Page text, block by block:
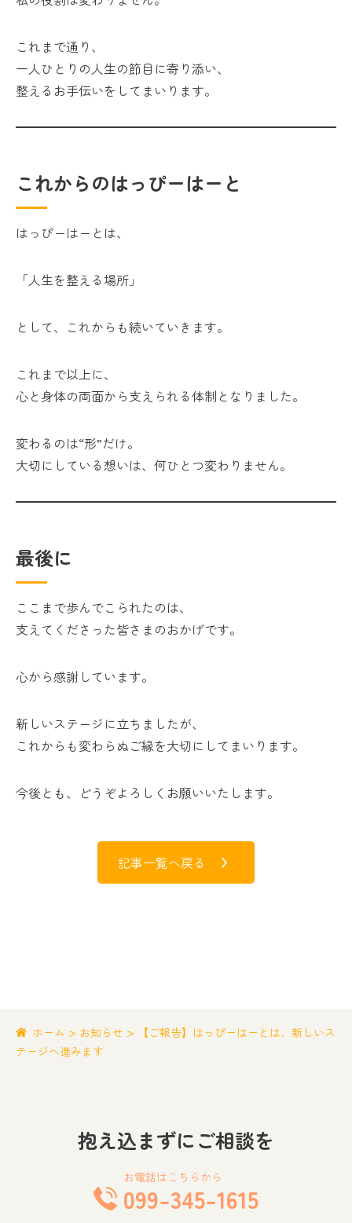
これまで通り、
一人ひとりの人生の節目に寄り添い、
整えるお手伝いをしてまいります。
これからのはっぴーはーと
はっぴーはーとは、
「人生を整える場所」
として、これからも続いていきます。
これまで以上に、
心と身体の両面から支えられる体制となりました。
変わるのは“形”だけ。
大切にしている想いは、何ひとつ変わりません。
最後に
ここまで歩んでこられたのは、
支えてくださった皆さまのおかげです。
心から感謝しています。
新しいステージに立ちましたが、
これからも変わらぬご縁を大切にしてまいります。
今後とも、どうぞよろしくお願いいたします。
記事一覧へ戻る
ホーム > お知らせ >
【ご報告】はっぴーはーとは、新しいス
テージへ進みます
抱え込まずにご相談を
お電話はこちらから
099-345-1615